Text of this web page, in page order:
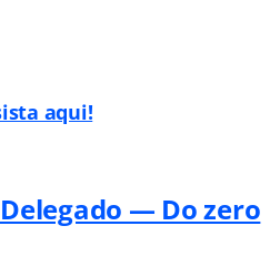
aqui!
— Do zero